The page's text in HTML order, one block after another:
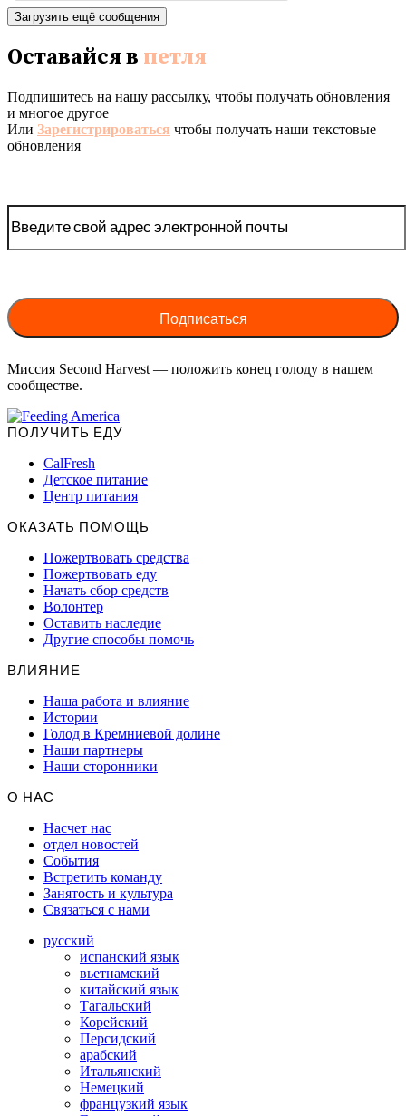
Загрузить ещё сообщения
Оставайся в петля
Подпишитесь на нашу рассылку, чтобы получать обновления
и многое другое
Или Зарегистрироваться чтобы получать наши текстовые
обновления
Миссия Second Harvest — положить конец голоду в нашем
сообществе.
ПОЛУЧИТЬ ЕДУ
CalFresh
Детское питание
Центр питания
ОКАЗАТЬ ПОМОЩЬ
Пожертвовать средства
Пожертвовать еду
Начать сбор средств
Волонтер
Оставить наследие
Другие способы помочь
ВЛИЯНИЕ
Наша работа и влияние
Истории
Голод в Кремниевой долине
Наши партнеры
Наши сторонники
О НАС
Насчет нас
отдел новостей
События
Встретить команду
Занятость и культура
Связаться с нами
русский
испанский язык
вьетнамский
китайский язык
Тагальский
Корейский
Персидский
арабский
Итальянский
Немецкий
французкий язык